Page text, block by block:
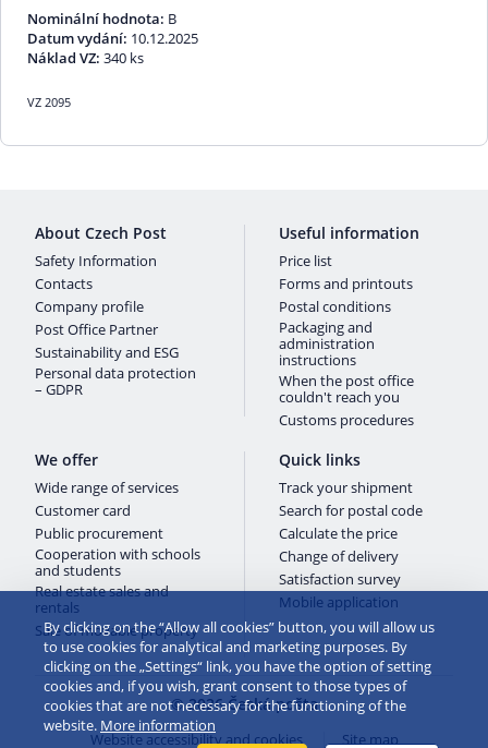
Nominální hodnota: B
Datum vydání: 10.12.2025
Náklad VZ: 340 ks
VZ 2095
About Czech Post
Safety Information
Contacts
Company profile
Post Office Partner
Sustainability and ESG
Personal data protection
– GDPR
Useful information
Price list
Forms and printouts
Postal conditions
Packaging and
administration
instructions
When the post office
couldn't reach you
Customs procedures
We offer
Wide range of services
Customer card
Public procurement
Cooperation with schools
and students
Real estate sales and
rentals
Sale of movable property
Quick links
Track your shipment
Search for postal code
Calculate the price
Change of delivery
Satisfaction survey
Mobile application
© 2026 Česká pošta
Website accessibility and cookies Site map
By clicking on the “Allow all cookies” button, you will allow us
to use cookies for analytical and marketing purposes. By
clicking on the „Settings“ link, you have the option of setting
cookies and, if you wish, grant consent to those types of
cookies that are not necessary for the functioning of the
website. More information